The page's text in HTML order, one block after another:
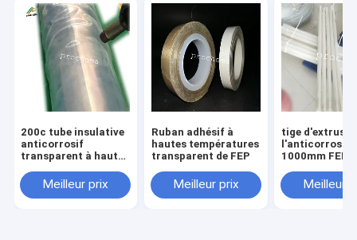
200c tube insulative
anticorrosif
transparent à hautes
rétrécissement de la
résistance FEP
Meilleur prix
Ruban adhésif à
hautes températures
transparent de FEP
Meilleur prix
tige
l'anticorrosif
1000mm FEP
Meilleur